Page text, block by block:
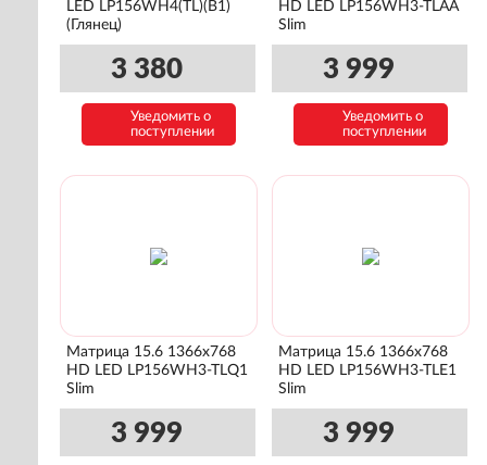
LED LP156WH4(TL)(B1)
(Глянец)
3 380
Уведомить о
поступлении
HD LED LP156WH3-TLAA
Slim
3 999
Уведомить о
поступлении
Матрица 15.6 1366x768
HD LED LP156WH3-TLQ1
Slim
3 999
Матрица 15.6 1366x768
HD LED LP156WH3-TLE1
Slim
3 999